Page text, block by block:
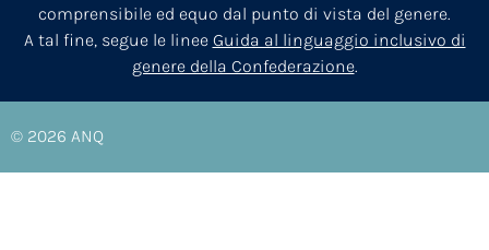
comprensibile ed equo dal punto di vista del genere.
A tal fine, segue le linee Guida al linguaggio inclusivo di
genere della Confederazione.
© 2026 ANQ